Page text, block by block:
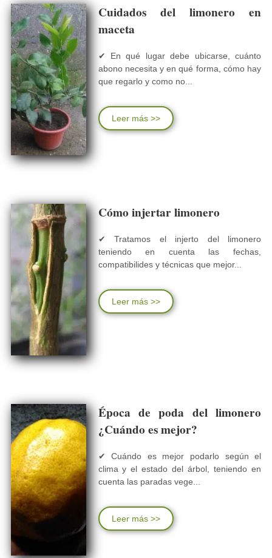
Cuidados del limonero en
maceta
✔ En qué lugar debe ubicarse, cuánto
abono necesita y en qué forma, cómo hay
que regarlo y como no...
Leer más >>
Cómo injertar limonero
✔ Tratamos el injerto del limonero
teniendo en cuenta las fechas,
compatibilides y técnicas que mejor...
Leer más >>
Época de poda del limonero
¿Cuándo es mejor?
✔ Cuándo es mejor podarlo según el
clima y el estado del árbol, teniendo en
cuenta las paradas vege...
Leer más >>